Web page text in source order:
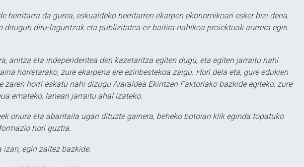
herritarra da gurea, eskualdeko herritarren ekarpen ekonomikoari esker bizi dena,
ditugun diru-laguntzak eta publizitatea ez baitira nahikoa proiektuak aurrera egin
anitza eta independentea den kazetaritza egiten dugu, eta egiten jarraitu nahi
horretarako, zure ekarpena ere ezinbestekoa zaigu. Hori dela eta, gure edukien
zaren horri eskatu nahi dizugu Aiaraldea Ekintzen Faktoriako bazkide egiteko, zure
emateko, lanean jarraitu ahal izateko.
onura eta abantaila ugari dituzte gainera, beheko botoian klik eginda topatuko
hori guztia.
izan, egin zaitez bazkide.